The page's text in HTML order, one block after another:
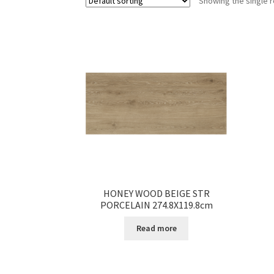
HONEY WOOD BEIGE STR
PORCELAIN 274.8X119.8cm
Read more